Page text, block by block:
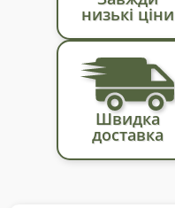
низькі ціни
Швидка
доставка